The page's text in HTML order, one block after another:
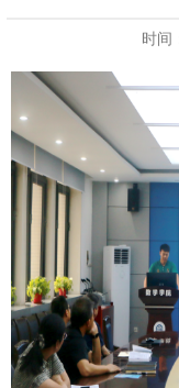
时间